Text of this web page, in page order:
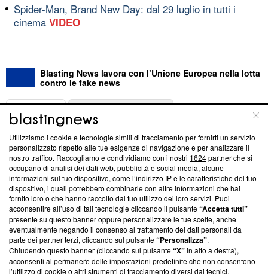
Spider-Man, Brand New Day: dal 29 luglio in tutti i
cinema VIDEO
Blasting News lavora con l’Unione Europea nella lotta
contro le fake news
ABOUT
Questa sezione offre informazioni trasparenti su Blasting
News, sui nostri processi editoriali e su come ci impegniamo a
creare news di qualità. Inoltre, afferma la nostra aderenza a
‘Trust Project - News with Integrity’Blasting News non è
ancora membro del programma, ma ha richiesto di farne
parte; Trust Project non ha ancora effettuato una verifica di
conformità agli standard.
Su di noi
Team editoriale
Utilizziamo i cookie e tecnologie simili di tracciamento per fornirti un servizio
personalizzato rispetto alle tue esigenze di navigazione e per analizzare il
nostro traffico. Raccogliamo e condividiamo con i nostri 1624partner che si
occupano di analisi dei dati web, pubblicità e social media, alcune
informazioni sul tuo dispositivo, come l’indirizzo IP e le caratteristiche del tuo
dispositivo, i quali potrebbero combinarle con altre informazioni che hai
fornito loro o che hanno raccolto dal tuo utilizzo dei loro servizi. Puoi
acconsentire all’uso di tali tecnologie cliccando il pulsante“Accetta tutti”
presente su questo banner oppure personalizzare le tue scelte, anche
eventualmente negando il consenso al trattamento dei dati personali da
parte dei partner terzi, cliccando sul pulsante“Personalizza”.
Chiudendo questo banner (cliccando sul pulsante“X”in alto a destra),
acconsenti al permanere delle impostazioni predefinite che non consentono
l’utilizzo di cookie o altri strumenti di tracciamento diversi dai tecnici.